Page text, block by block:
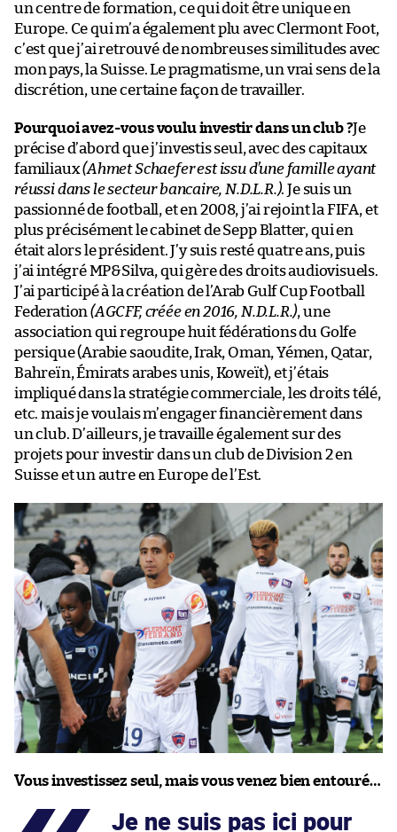
un centre de formation, ce qui doit être unique en
Europe. Ce qui m’a également plu avec Clermont Foot,
c’est que j’ai retrouvé de nombreuses similitudes avec
mon pays, la Suisse. Le pragmatisme, un vrai sens de la
discrétion, une certaine façon de travailler.
Pourquoi avez-vous voulu investir dans un club ?Je
précise d’abord que j’investis seul, avec des capitaux
familiaux(Ahmet Schaefer est issu d’une famille ayant
réussi dans le secteur bancaire, N.D.L.R.). Je suis un
passionné de football, et en 2008, j’ai rejoint la FIFA, et
plus précisément le cabinet de Sepp Blatter, qui en
était alors le président. J’y suis resté quatre ans, puis
j’ai intégré MP&Silva, qui gère des droits audiovisuels.
J’ai participé à la création de l’Arab Gulf Cup Football
Federation(AGCFF, créée en 2016, N.D.L.R.), une
association qui regroupe huit fédérations du Golfe
persique (Arabie saoudite, Irak, Oman, Yémen, Qatar,
Bahreïn, Émirats arabes unis, Koweït), et j’étais
impliqué dans la stratégie commerciale, les droits télé,
etc. mais je voulais m’engager financièrement dans
un club. D’ailleurs, je travaille également sur des
projets pour investir dans un club de Division 2 en
Suisse et un autre en Europe de l’Est.
Vous investissez seul, mais vous venez bien entouré…
Je ne suis pas ici pour